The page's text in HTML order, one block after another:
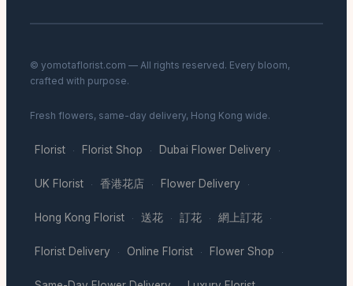
© yomotaflorist.com — All rights reserved. Every bloom,
crafted with purpose.
Fresh flowers, same-day delivery, Hong Kong wide.
Florist · Florist Shop · Dubai Flower Delivery ·
UK Florist · 香港花店 · Flower Delivery ·
Hong Kong Florist · 送花 · 訂花 · 網上訂花 ·
Florist Delivery · Online Florist · Flower Shop ·